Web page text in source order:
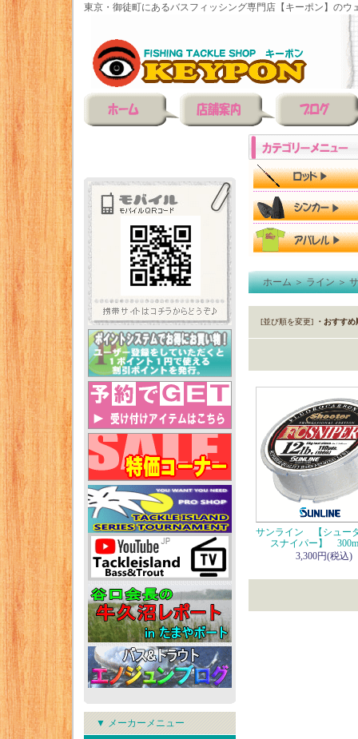
東京・御徒町にあるバスフィッシング専門店【キーポン】のウ
▼ メーカーメニュー
ホーム＞ライン＞
[並び順を変更] ・おすすめ
サンライン 【シュー
スナイパー】
3,300円(税込)